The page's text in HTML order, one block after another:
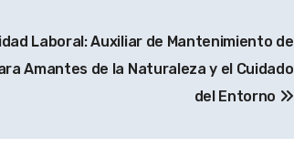
Laboral: Auxiliar de Mantenimiento de
Amantes de la Naturaleza y el Cuidado
del Entorno